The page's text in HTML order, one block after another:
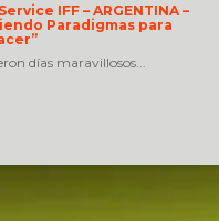
IFF – ARGENTINA –
Paradigmas para
días maravillosos...